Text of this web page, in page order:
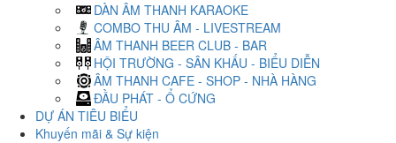
DÀN ÂM THANH KARAOKE
COMBO THU ÂM - LIVESTREAM
ÂM THANH BEER CLUB - BAR
HỘI TRƯỜNG - SÂN KHẤU - BIỂU DIỄN
ÂM THANH CAFE - SHOP - NHÀ HÀNG
ĐẦU PHÁT - Ổ CỨNG
DỰ ÁN TIÊU BIỂU
Khuyến mãi & Sự kiện